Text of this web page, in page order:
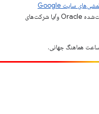
خطمشی‌های سایت Google
مراجعه کنید. جاوا علامت تجاری ثبت‌شده Oracle و/یا شرکت‌های